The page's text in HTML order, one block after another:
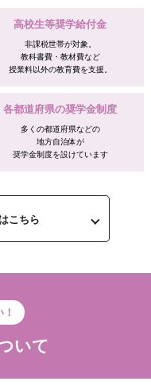
高校生等奨学給付金
非課税世帯が対象。
教科書費・教材費など
授業料以外の教育費を支援。
各都道府県の奨学金制度
多くの都道府県などの
地方自治体が
奨学金制度を設けています
こちら
いて